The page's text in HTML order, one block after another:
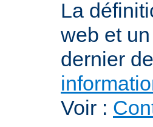
La
web et
dernier
Voir :